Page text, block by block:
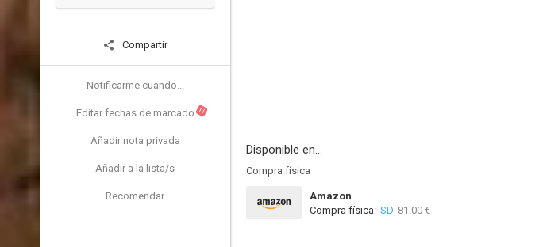
Compartir
Notificarme cuando...
Editar fechas de marcado N
Añadir nota privada
Añadir a la lista/s
Recomendar
Disponible en...
Compra física
Amazon
Compra física: SD 81.00 €